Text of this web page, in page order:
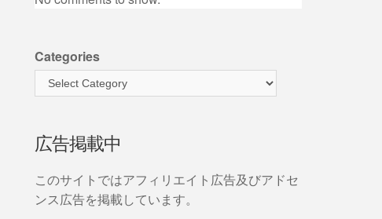
Categories
広告掲載中
このサイトではアフィリエイト広告及びアドセ
ンス広告を掲載しています。